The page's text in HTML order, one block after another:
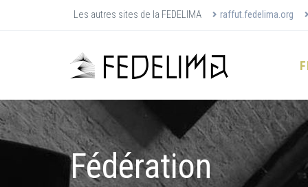
Les autres sites de la FEDELIMA raffut.fedelima.org
Fédération